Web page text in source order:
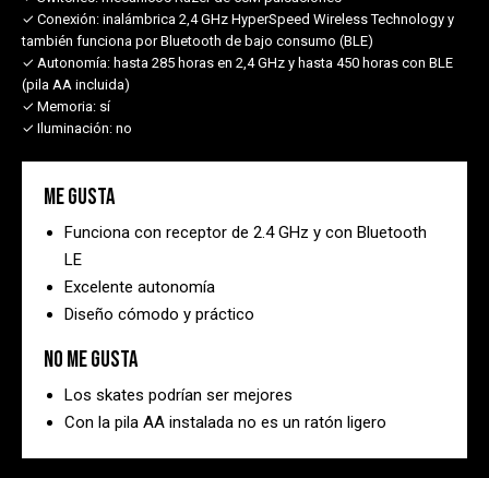
✓ Conexión: inalámbrica 2,4 GHz HyperSpeed Wireless Technology y
también funciona por Bluetooth de bajo consumo (BLE)
✓ Autonomía: hasta 285 horas en 2,4 GHz y hasta 450 horas con BLE
(pila AA incluida)
✓ Memoria: sí
✓ Iluminación: no
Me gusta
Funciona con receptor de 2.4 GHz y con Bluetooth
LE
Excelente autonomía
Diseño cómodo y práctico
No me gusta
Los skates podrían ser mejores
Con la pila AA instalada no es un ratón ligero